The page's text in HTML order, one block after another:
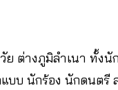
ย ต่างภูมิลำเนา ทั้งนั
บบ นักร้อง นักดนตรี